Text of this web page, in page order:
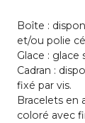
Boîte :
et/ou polie
Glace :
Cadran :
fixé par vis.
Bracelets en
coloré avec